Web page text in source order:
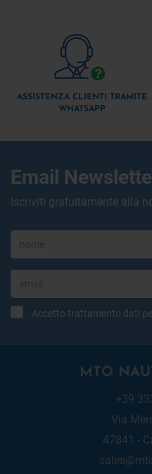
ASSISTENZA CLIENTI TRAMITE
WHATSAPP
Email
Iscriviti gratuitamente alla
Accetto trattamento dati
MTO
+39
Via
47841 -